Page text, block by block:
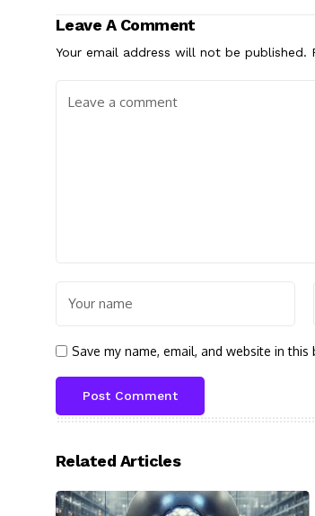
Leave A Comment
Your email address will not be published.
Save my name, email, and website in
Related Articles